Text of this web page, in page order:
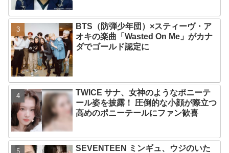
BTS（防弾少年団）×スティーヴ・ア
オキの楽曲「Wasted On Me」がカナ
ダでゴールド認定に
TWICE サナ、女神のようなポニーテ
ール姿を披露！ 圧倒的な小顔が際立つ
高めのポニーテールにファン歓喜
SEVENTEEN ミンギュ、ウジのいた